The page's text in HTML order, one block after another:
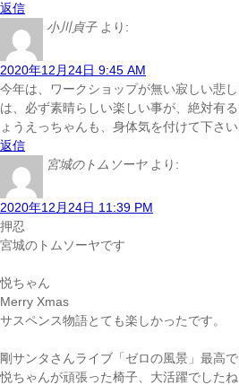
返信
小川貞子 より:
2020年12月24日 9:45 AM
今年は、ワークショップが無い寂しい悲し
は、必ず素晴らしい楽しい事が、絶対有
ょう えっちゃんも、身体気を付けて下さ
返信
宮城のトムソーヤ より:
2020年12月24日 11:39 PM
押忍
宮城のトムソーヤです
悦ちゃん
Merry Xmas
サスペンス物語とても楽しかったです。
剛サンタさんライブ「ゼロの風景」最高
悦ちゃんが頑張った椅子、大活躍でしたね